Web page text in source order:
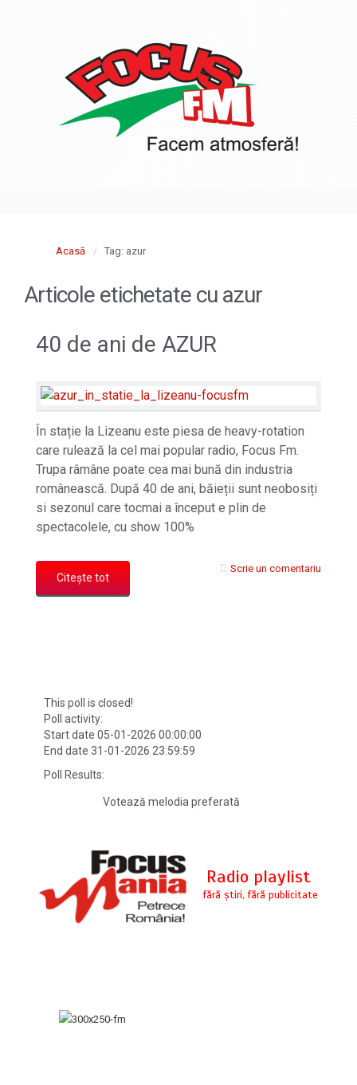
Acasă Tag: azur
Articole etichetate cu azur
40 de ani de AZUR
În stație la Lizeanu este piesa de heavy-rotation
care rulează la cel mai popular radio, Focus Fm.
Trupa râmâne poate cea mai bună din industria
românească. După 40 de ani, băieții sunt neobosiți
si sezonul care tocmai a început e plin de
spectacolele, cu show 100%
Citește tot
Scrie un comentariu
This poll is closed!
Poll activity:
Start date 05-01-2026 00:00:00
End date 31-01-2026 23:59:59
Poll Results:
Votează melodia preferată